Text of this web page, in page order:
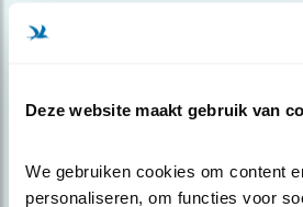
Deze website maakt gebruik van
We gebruiken cookies om content
personaliseren, om functies voor
Meld je aan en ontvang nieuws,
over vogels en activiteiten van